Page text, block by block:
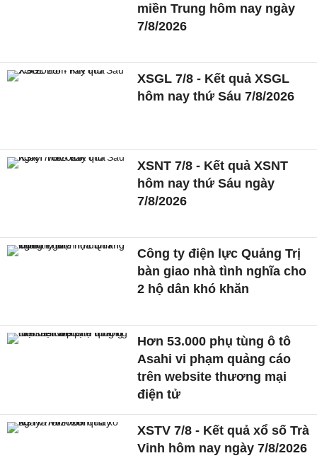
miền Trung hôm nay ngày
7/8/2026
XSGL 7/8 - Kết quả XSGL
hôm nay thứ Sáu 7/8/2026
XSNT 7/8 - Kết quả XSNT
hôm nay thứ Sáu ngày
7/8/2026
Công ty điện lực Quảng Trị
bàn giao nhà tình nghĩa cho
2 hộ dân khó khăn
Hơn 53.000 phụ tùng ô tô
Asahi vi phạm quảng cáo
trên website thương mại
điện tử
XSTV 7/8 - Kết quả xổ số Trà
Vinh hôm nay ngày 7/8/2026